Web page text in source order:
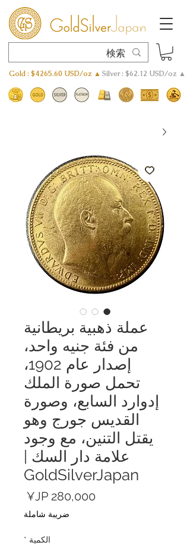
Gold : $4265.60 USD/oz ▲ Silver : $62.12 USD/oz ▲
عملة ذهبية بريطانية
من فئة جنيه واحد،
إصدار عام 1902،
تحمل صورة الملك
إدوارد السابع، وصورة
القديس جورج وهو
يقتل التنين، مع وجود
علامة دار السك |
GoldSilverJapan
ضريبة شاملة
الكمية *